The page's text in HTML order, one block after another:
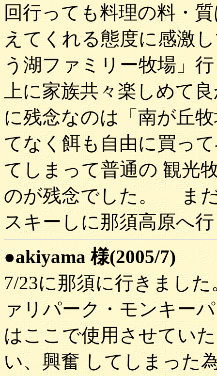
回行っても料理の料・
えてくれる態度に感激
う湖ファミリー牧場」
上に家族共々楽しめ
に残念なのは「南が丘
てなく餌も自由に買っ
てしまって普通の 観光
のが残念でした。 ま
スキーしに那須高原へ
●akiyama 様(2005/7)
7/23に那須に行きまし
ァリパーク・モンキー
はここで使用させてい
い、興奮 してしまった